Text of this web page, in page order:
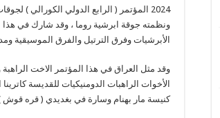
2024 المؤتمر ( الرابع الدولي الكورالي )
ونظمته جوقة ابرشية روما ، وقد شارك في هذا
الأبرشيات وفرق الترتيل والفرق الموسيقية
وقد مثل العراق في هذا المؤتمر الاخت
الأخوات الراهبات الدومنيكيات للقديسة
كنيسة مار بهنام وسارة في بغديدي ( قره قوش